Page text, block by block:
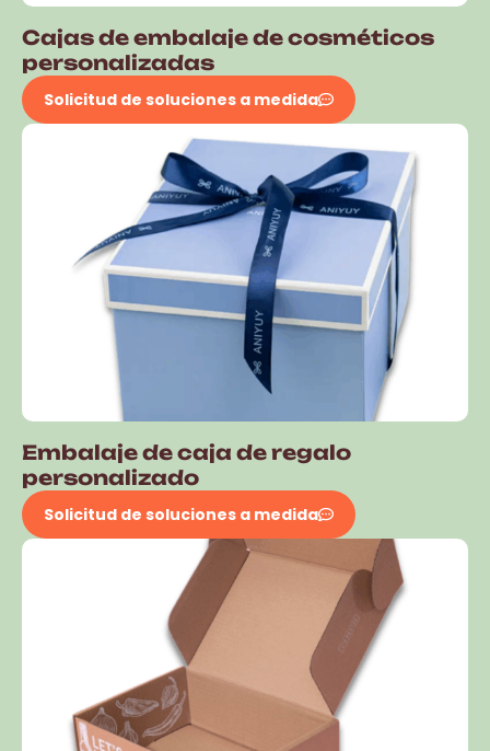
Cajas de embalaje de cosméticos
personalizadas
Solicitud de soluciones a medida
Embalaje de caja de regalo
personalizado
Solicitud de soluciones a medida